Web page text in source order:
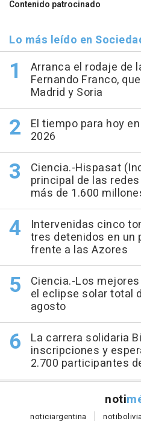
Contenido patrocinado
Lo más leído en
Arranca el rodaje de
Fernando Franco,
Madrid y Soria
El tiempo para hoy
2026
Ciencia.-Hispasat
principal de las
más de 1.600
Intervenidas cinco
tres detenidos en un
frente a las Azores
Ciencia.-Los
el eclipse solar total
agosto
La carrera solidaria
inscripciones y
2.700 participantes
noti
noticiargentina noti